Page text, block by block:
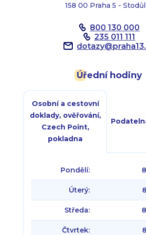
158 00 Praha 5 -
800 130 000
235 011 111
dotazy@
Úřední hodiny
Osobní a cestovní
doklady, ověřování,
Czech Point,
pokladna
Pondělí:
Úterý:
Středa:
Čtvrtek: